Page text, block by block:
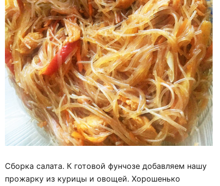
Сборка салата. К готовой фунчозе добавляем нашу
прожарку из курицы и овощей. Хорошенько